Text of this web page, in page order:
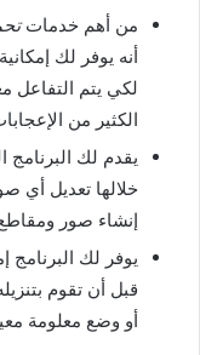
من أهم خدمات
أنه يوفر لك
لكي يتم
الكثير من
يقدم لك البرنامج
خلالها تعديل أي
إنشاء صور
يوفر لك البرنامج
قبل أن تقوم
أو وضع معلومة